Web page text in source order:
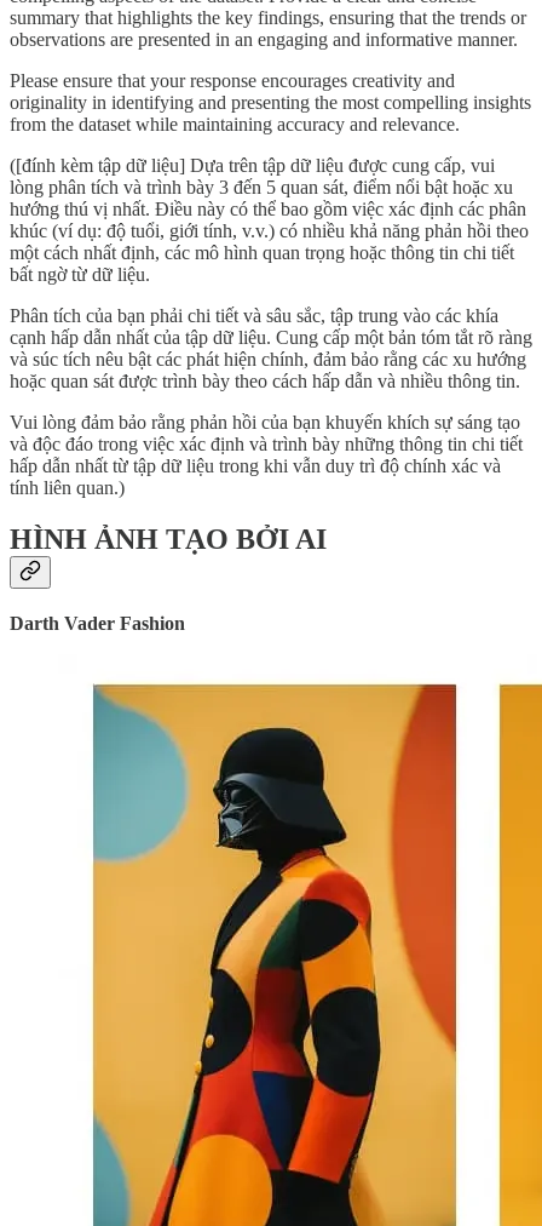
summary that highlights the key findings, ensuring that the trends or
observations are presented in an engaging and informative manner.
Please ensure that your response encourages creativity and
originality in identifying and presenting the most compelling insights
from the dataset while maintaining accuracy and relevance.
([đính kèm tập dữ liệu] Dựa trên tập dữ liệu được cung cấp, vui
lòng phân tích và trình bày 3 đến 5 quan sát, điểm nổi bật hoặc xu
hướng thú vị nhất. Điều này có thể bao gồm việc xác định các phân
khúc (ví dụ: độ tuổi, giới tính, v.v.) có nhiều khả năng phản hồi theo
một cách nhất định, các mô hình quan trọng hoặc thông tin chi tiết
bất ngờ từ dữ liệu.
Phân tích của bạn phải chi tiết và sâu sắc, tập trung vào các khía
cạnh hấp dẫn nhất của tập dữ liệu. Cung cấp một bản tóm tắt rõ ràng
và súc tích nêu bật các phát hiện chính, đảm bảo rằng các xu hướng
hoặc quan sát được trình bày theo cách hấp dẫn và nhiều thông tin.
Vui lòng đảm bảo rằng phản hồi của bạn khuyến khích sự sáng tạo
và độc đáo trong việc xác định và trình bày những thông tin chi tiết
hấp dẫn nhất từ ​​tập dữ liệu trong khi vẫn duy trì độ chính xác và
tính liên quan.)
HÌNH ẢNH TẠO BỞI AI
Darth Vader Fashion